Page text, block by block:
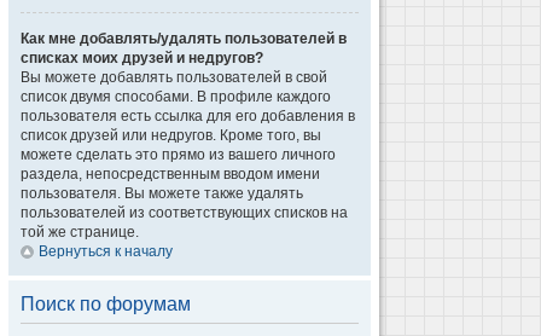
Как мне добавлять/удалять пользователей в
списках моих друзей и недругов?
Вы можете добавлять пользователей в свой
список двумя способами. В профиле каждого
пользователя есть ссылка для его добавления в
список друзей или недругов. Кроме того, вы
можете сделать это прямо из вашего личного
раздела, непосредственным вводом имени
пользователя. Вы можете также удалять
пользователей из соответствующих списков на
той же странице.
Вернуться к началу
Поиск по форумам